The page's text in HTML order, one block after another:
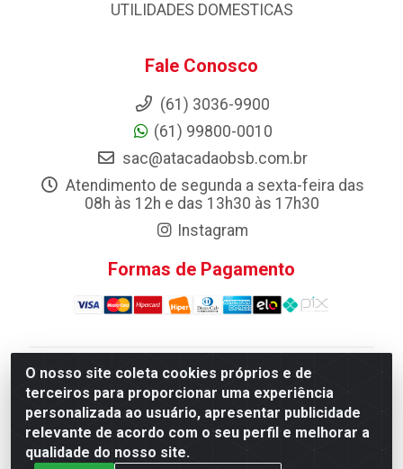
O nosso site coleta cookies próprios e de
terceiros para proporcionar uma experiência
personalizada ao usuário, apresentar publicidade
relevante de acordo com o seu perfil e melhorar a
qualidade do nosso site.
UTILIDADES DOMESTICAS
Fale Conosco
(61) 3036-9900
(61) 99800-0010
sac@atacadaobsb.com.br
Atendimento de segunda a sexta-feira das
08h às 12h e das 13h30 às 17h30
Instagram
Formas de Pagamento
Atacadao da Limpeza F. Pereira Queiroz Comercio e
Distribuicao LTDA - Quadra Qi 10 Lotes 39 e, 41 - Setor
Industrial (Taguatinga), Brasília/DF - CEP 72.135-100 -
CNPJ 13.184.675/0001-80